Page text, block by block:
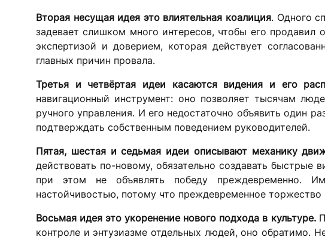
Вторая несущая идея это влиятельная коалиция. Одного
задевает слишком много интересов, чтобы его
экспертизой и доверием, которая действует
главных причин провала.
Третья и четвёртая идеи касаются видения и его
навигационный инструмент: оно позволяет тысячам
ручного управления. И его недостаточно объявить один
подтверждать собственным поведением руководителей.
Пятая, шестая и седьмая идеи описывают механику
действовать по-новому, обязательно создавать
при этом не объявлять победу преждевременно.
настойчивостью, потому что преждевременное
Восьмая идея это укоренение нового подхода в культуре.
контроле и энтузиазме отдельных людей, оно обратимо.